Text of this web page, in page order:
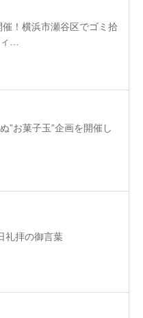
催！横浜市瀬谷区でゴミ拾
…
”お菓子玉”企画を開催し
礼拝の御言葉